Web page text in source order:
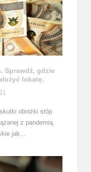
Sprawdź, gdzie
lokatę.
obniżki stóp
z pandemią.
jak...